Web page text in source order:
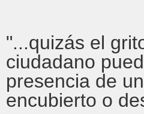
"...quizás el
ciudadano
presencia de
encubierto o